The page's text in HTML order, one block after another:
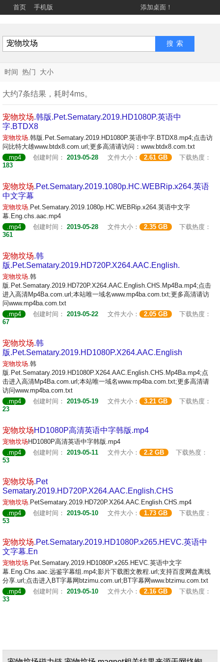
首页 手机版 添加桌面！
时间 热门 大小
大约7条结果，耗时4ms。
宠物坟场.韩版.Pet.Sematary.2019.HD1080P.英语中
字.BTDX8
宠物坟场.韩版.Pet.Sematary.2019.HD1080P.英语中字.BTDX8.mp4;点击访
问比特大雄www.btdx8.com.url;更多高清请访问：www.btdx8.com.txt
.mp4
创建时间： 2019-05-28 文件大小： 2.61 GB
下载热度：
183
宠物坟场.Pet.Sematary.2019.1080p.HC.WEBRip.x264.英语
中文字幕
宠物坟场.Pet.Sematary.2019.1080p.HC.WEBRip.x264.英语中文字
幕.Eng.chs.aac.mp4
.mp4
创建时间： 2019-05-28 文件大小： 2.35 GB
下载热度：
361
宠物坟场.韩
版.Pet.Sematary.2019.HD720P.X264.AAC.English.
宠物坟场.韩
版.Pet.Sematary.2019.HD720P.X264.AAC.English.CHS.Mp4Ba.mp4;点击
进入高清Mp4Ba.com.url;本站唯一域名www.mp4ba.com.txt;更多高清请访
问www.mp4ba.com.txt
.mp4
创建时间： 2019-05-22 文件大小： 2.05 GB
下载热度：
67
宠物坟场.韩
版.Pet.Sematary.2019.HD1080P.X264.AAC.English
宠物坟场.韩
版.Pet.Sematary.2019.HD1080P.X264.AAC.English.CHS.Mp4Ba.mp4;点
击进入高清Mp4Ba.com.url;本站唯一域名www.mp4ba.com.txt;更多高清请
访问www.mp4ba.com.txt
.mp4
创建时间： 2019-05-19 文件大小： 3.21 GB
下载热度：
23
宠物坟场HD1080P高清英语中字韩版.mp4
宠物坟场 HD1080P高清英语中字韩版.mp4
.mp4
创建时间： 2019-05-11 文件大小： 2.2 GB
下载热度：
53
宠物坟场.Pet
Sematary.2019.HD720P.X264.AAC.English.CHS
宠物坟场.PetSematary.2019.HD720P.X264.AAC.English.CHS.mp4
.mp4
创建时间： 2019-05-10 文件大小： 1.73 GB
下载热度：
53
宠物坟场.Pet.Sematary.2019.HD1080P.x265.HEVC.英语中
文字幕.En
宠物坟场.Pet.Sematary.2019.HD1080P.x265.HEVC.英语中文字
幕.Eng.Chs.aac.远鉴字幕组.mp4;影片下载图文教程.url;支持百度网盘离线
分享.url;点击进入BT字幕网btzimu.com.url;BT字幕网www.btzimu.com.txt
.mp4
创建时间： 2019-05-10 文件大小： 2.16 GB
下载热度：
33